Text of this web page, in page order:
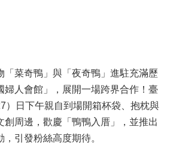
「菜奇鴨」與「夜奇鴨」進駐充滿歷
婦人會館」，展開一場跨界合作！臺
）日下午親自到場開箱杯袋、抱枕與
創周邊，歡慶「鴨鴨入厝」，並推出
引發粉絲高度期待。